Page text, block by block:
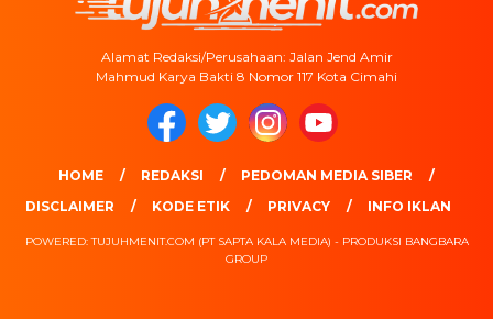
Alamat Redaksi/Perusahaan: Jalan Jend Amir
Mahmud Karya Bakti 8 Nomor 117 Kota Cimahi
HOME REDAKSI
PEDOMAN MEDIA SIBER
DISCLAIMER
KODE ETIK PRIVACY INFO IKLAN
POWERED: TUJUHMENIT.COM (PT SAPTA KALA MEDIA) - PRODUKSI BANGBARA
GROUP